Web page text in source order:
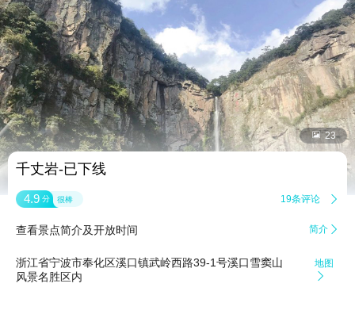
 23
千丈岩-已下线
4.9 分 很棒 19条评论 
查看景点简介及开放时间 简介 
浙江省宁波市奉化区溪口镇武岭西路39-1号溪口雪窦山
风景名胜区内
地图

